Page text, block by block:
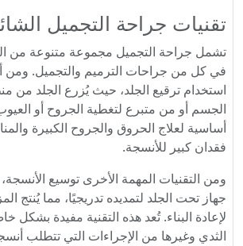
تقنيات جراحة التجميل
تشمل جراحة التجميل مجموعة متنوعة من
في كل من جراحات الترميم والتجميل. ومن
استخدام ترقيع الجلد، حيث يُزرع الجلد من
الجسم أو من متبرع لتغطية الجروح أو
أساسية لعلاج الحروق والجروح الكبيرة
فقدان كبير للأنسجة.
ومن التقنيات المهمة الأخرى توسيع
جهاز تحت الجلد لتمديده تدريجيًا، مما يُنتج
لإعادة البناء. تُعد هذه التقنية مفيدة بشكل
الثدي وغيرها من الإجراءات التي تتطلب